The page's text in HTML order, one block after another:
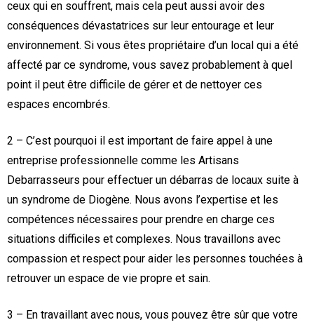
ceux qui en souffrent, mais cela peut aussi avoir des
conséquences dévastatrices sur leur entourage et leur
environnement. Si vous êtes propriétaire d’un local qui a été
affecté par ce syndrome, vous savez probablement à quel
point il peut être difficile de gérer et de nettoyer ces
espaces encombrés.
2 – C’est pourquoi il est important de faire appel à une
entreprise professionnelle comme les Artisans
Debarrasseurs pour effectuer un débarras de locaux suite à
un syndrome de Diogène. Nous avons l’expertise et les
compétences nécessaires pour prendre en charge ces
situations difficiles et complexes. Nous travaillons avec
compassion et respect pour aider les personnes touchées à
retrouver un espace de vie propre et sain.
3 – En travaillant avec nous, vous pouvez être sûr que votre